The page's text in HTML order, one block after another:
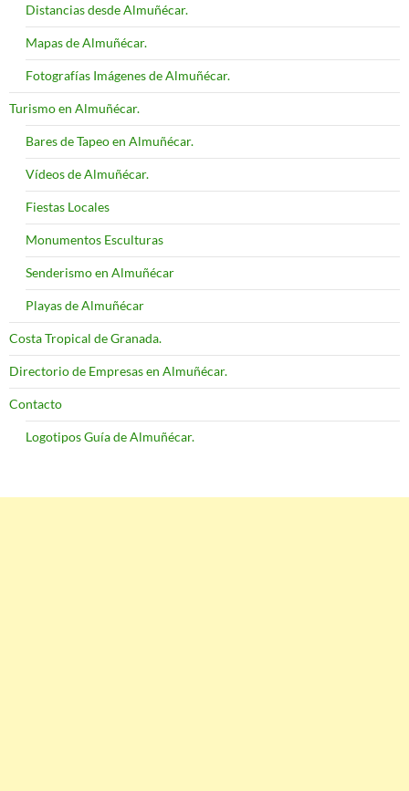
Distancias desde Almuñécar.
Mapas de Almuñécar.
Fotografías Imágenes de Almuñécar.
Turismo en Almuñécar.
Bares de Tapeo en Almuñécar.
Vídeos de Almuñécar.
Fiestas Locales
Monumentos Esculturas
Senderismo en Almuñécar
Playas de Almuñécar
Costa Tropical de Granada.
Directorio de Empresas en Almuñécar.
Contacto
Logotipos Guía de Almuñécar.